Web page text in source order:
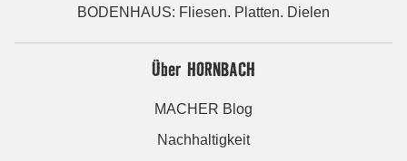
BODENHAUS: Fliesen. Platten. Dielen
Über HORNBACH
MACHER Blog
Nachhaltigkeit